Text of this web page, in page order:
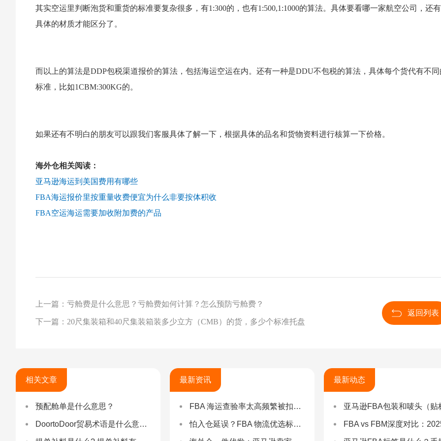
其实空运里判断泡货和重货的标准要复杂很多，有1:300的，也有1:500,1:1000的算法。具体要看哪一家航空公司，还
具体的材质才能区分了。
而以上的算法是DDP包税渠道报价的算法，包括海运空运在内。还有一种是DDU不包税的算法，具体每个货代有不同
标准，比如1CBM:300KG的。
如果还有不明白的朋友可以跟我们客服具体了解一下，根据具体的品名和货物资料进行核算一下价格。
海外仓相关阅读：
亚马逊海运到美国费用有哪些
FBA海运报价里按重量收费便宜为什么非要按体积收
FBA空运海运需要加收附加费的产品
返回列表
上一篇：亏舱费是什么意思？亏舱费如何计算？怎么预防亏舱费？
下一篇：20尺集装箱和40尺集装箱装多少立方（CMB）的货，多少个标准托盘
相关文章
预配舱单是什么意思？
DoortoDoor贸易术语是什么意思？DoortoDoor有什么优势？
最新资讯
FBA 海运查验率太高频繁被扣货，如何选择低查验物流货代？
怕入仓延误？FBA 物流优选标准：自营仓 + 自有车队是核心硬指标
最新动态
亚马逊FBA包装和唛头（贴标签）要求（2025最新详
FBA vs FBM深度对比：2025年卖家该如何选择？（附决策流程